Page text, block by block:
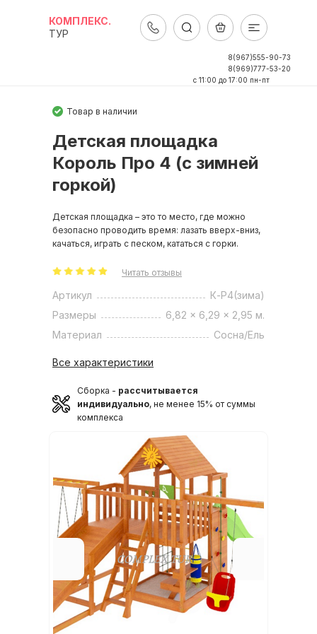
КОМПЛЕКС.
ТУР
8(967)555-90-73
8(969)777-53-20
c 11:00 до 17:00 пн-пт
Товар в наличии
Детская площадка
Король Про 4 (с зимней
горкой)
Детская площадка – это то место, где можно
безопасно проводить время: лазать вверх-вниз,
качаться, играть с песком, кататься с горки.
Читать отзывы
Артикул
К-P4(зима)
Размеры
6,82 x 6,29 x 2,95 м.
Материал
Сосна/Ель
Все характеристики
Сборка - рассчитывается
индивидуально, не менее 15% от суммы
комплекса